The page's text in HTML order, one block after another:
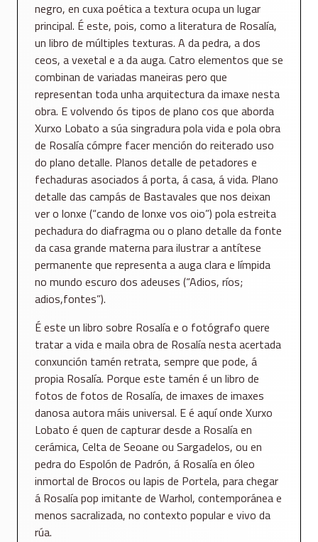
negro, en cuxa poética a textura ocupa un lugar
principal. É este, pois, como a literatura de Rosalía,
un libro de múltiples texturas. A da pedra, a dos
ceos, a vexetal e a da auga. Catro elementos que se
combinan de variadas maneiras pero que
representan toda unha arquitectura da imaxe nesta
obra. E volvendo ós tipos de plano cos que aborda
Xurxo Lobato a súa singradura pola vida e pola obra
de Rosalía cómpre facer mención do reiterado uso
do plano detalle. Planos detalle de petadores e
fechaduras asociados á porta, á casa, á vida. Plano
detalle das campás de Bastavales que nos deixan
ver o lonxe (“cando de lonxe vos oio”) pola estreita
pechadura do diafragma ou o plano detalle da fonte
da casa grande materna para ilustrar a antítese
permanente que representa a auga clara e límpida
no mundo escuro dos adeuses (“Adios, ríos;
adios,fontes”).
É este un libro sobre Rosalía e o fotógrafo quere
tratar a vida e maila obra de Rosalía nesta acertada
conxunción tamén retrata, sempre que pode, á
propia Rosalía. Porque este tamén é un libro de
fotos de fotos de Rosalía, de imaxes de imaxes
danosa autora máis universal. E é aquí onde Xurxo
Lobato é quen de capturar desde a Rosalía en
cerámica, Celta de Seoane ou Sargadelos, ou en
pedra do Espolón de Padrón, á Rosalía en óleo
inmortal de Brocos ou lapis de Portela, para chegar
á Rosalía pop imitante de Warhol, contemporánea e
menos sacralizada, no contexto popular e vivo da
rúa.